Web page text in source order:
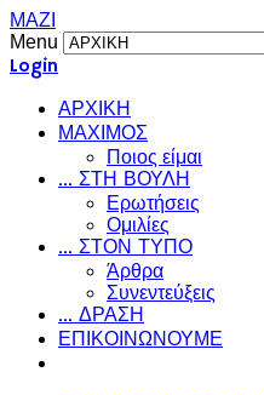
ΜΑΖΙ
Menu
Login
ΑΡΧΙΚΗ
ΜΑΧΙΜΟΣ
Ποιος είμαι
... ΣΤΗ ΒΟΥΛΗ
Ερωτήσεις
Ομιλίες
... ΣΤΟΝ ΤΥΠΟ
Άρθρα
Συνεντεύξεις
... ΔΡΑΣΗ
ΕΠΙΚΟΙΝΩΝΟΥΜΕ